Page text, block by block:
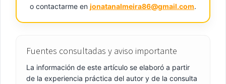
o contactarme en jonatanalmeira86@gmail.com.
Fuentes consultadas y aviso importante
La información de este artículo se elaboró a partir
de la experiencia práctica del autor y de la consulta